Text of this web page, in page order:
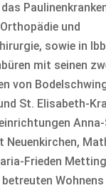
und
sowie in
mit seinen
von
St. Elisabeth-
Frieden